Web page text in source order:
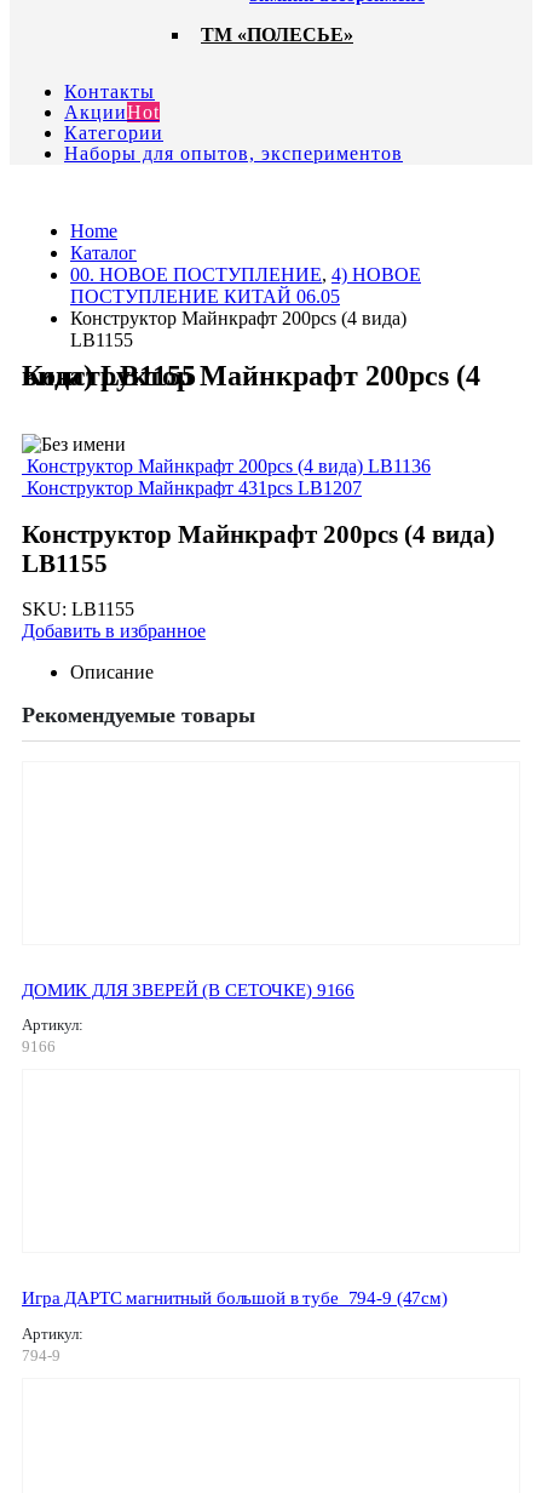
ТМ «ПОЛЕСЬЕ»
Контакты
АкцииHot
Категории
Наборы для опытов, экспериментов
Home
Каталог
00. HОВОЕ ПОСТУПЛЕНИЕ, 4) НОВОЕ
ПОСТУПЛЕНИЕ КИТАЙ 06.05
Конструктор Майнкрафт 200pcs (4 вида)
LB1155
Конструктор Майнкрафт 200pcs (4 вида) LB1155
Конструктор Майнкрафт 200pcs (4 вида) LB1136
Конструктор Майнкрафт 431pcs LB1207
Конструктор Майнкрафт 200pcs (4 вида)
LB1155
SKU: LB1155
Добавить в избранное
Описание
Рекомендуемые товары
ДОМИК ДЛЯ ЗВЕРЕЙ (В СЕТОЧКЕ) 9166
Артикул:
9166
Игра ДАРТС магнитный большой в тубе_794-9 (47см)
Артикул:
794-9